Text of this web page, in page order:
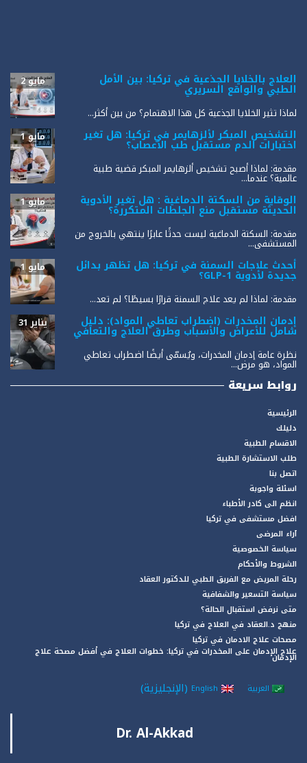
العلاج بالخلايا الجذعية في تركيا: بين الأمل
الطبي والواقع السريري
مايو 2
لماذا تثير الخلايا الجذعية كل هذا الاهتمام؟ من بين أكثر...
التشخيص المبكر لألزهايمر في تركيا: هل تغير
اختبارات الدم مستقبل طب الأعصاب؟
مايو 1
مقدمة: لماذا أصبح تشخيص ألزهايمر المبكر قضية طبية
عالمية؟ عندما...
الوقاية من السكتة الدماغية : هل تغير الأدوية
الحديثة مستقبل منع الجلطات المتكررة؟
مايو 1
مقدمة: السكتة الدماغية ليست حدثًا عابرًا ينتهي بالخروج من
المستشفى...
أحدث علاجات السمنة في تركيا: هل تظهر بدائل
جديدة لأدوية GLP-1؟
مايو 1
مقدمة: لماذا لم يعد علاج السمنة قرارًا بسيطًا؟ لم تعد...
إدمان المخدرات (اضطراب تعاطي المواد): دليل
شامل للأعراض والأسباب وطرق العلاج والتعافي
يناير 31
نظرة عامة إدمان المخدرات، ويُسمّى أيضًا اضطراب تعاطي
المواد، هو مرض...
روابط سريعة
الرئيسية
دليلك
الاقسام الطبية
طلب الاستشارة الطبية
اتصل بنا
اسئلة واجوبة
انظم الى كادر الأطباء
افضل مستشفى في تركيا
آراء المرضى
سياسة الخصوصية
الشروط والأحكام
رحلة المريض مع الفريق الطبي للدكتور العقاد
سياسة التسعير والشفافية
متى نرفض استقبال الحالة؟
منهج د.العقاد في العلاج في تركيا
مصحات علاج الادمان في تركيا
علاج الإدمان على المخدرات في تركيا: خطوات العلاج في أفضل مصحة علاج
الإدمان
العربية English
(الإنجليزية)
Dr. Al-Akkad